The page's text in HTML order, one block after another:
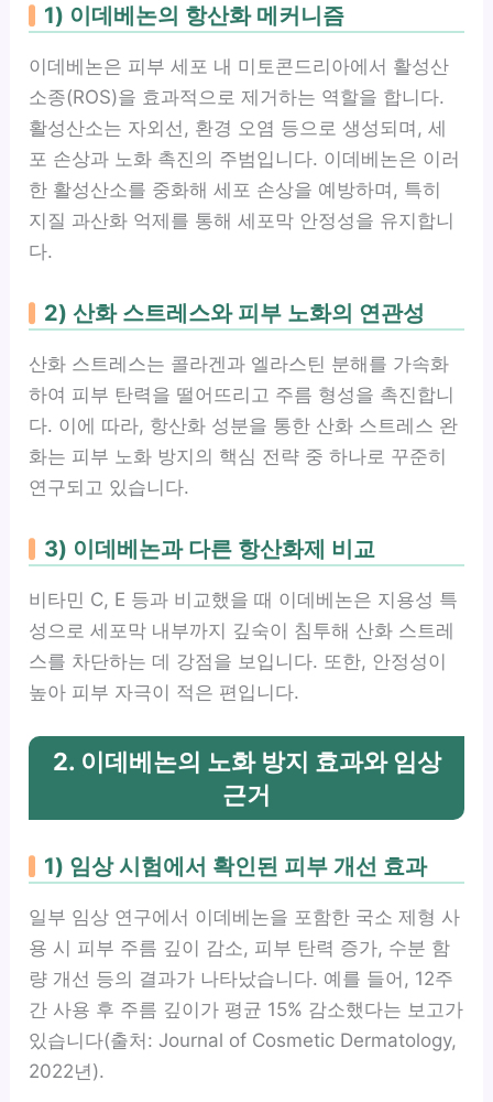
1) 이데베논의 항산화 메커니즘
이데베논은 피부 세포 내 미토콘드리아에서 활성산
소종(ROS)을 효과적으로 제거하는 역할을 합니다.
활성산소는 자외선, 환경 오염 등으로 생성되며, 세
포 손상과 노화 촉진의 주범입니다. 이데베논은 이러
한 활성산소를 중화해 세포 손상을 예방하며, 특히
지질 과산화 억제를 통해 세포막 안정성을 유지합니
다.
2) 산화 스트레스와 피부 노화의 연관성
산화 스트레스는 콜라겐과 엘라스틴 분해를 가속화
하여 피부 탄력을 떨어뜨리고 주름 형성을 촉진합니
다. 이에 따라, 항산화 성분을 통한 산화 스트레스 완
화는 피부 노화 방지의 핵심 전략 중 하나로 꾸준히
연구되고 있습니다.
3) 이데베논과 다른 항산화제 비교
비타민 C, E 등과 비교했을 때 이데베논은 지용성 특
성으로 세포막 내부까지 깊숙이 침투해 산화 스트레
스를 차단하는 데 강점을 보입니다. 또한, 안정성이
높아 피부 자극이 적은 편입니다.
2. 이데베논의 노화 방지 효과와 임상
근거
1) 임상 시험에서 확인된 피부 개선 효과
일부 임상 연구에서 이데베논을 포함한 국소 제형 사
용 시 피부 주름 깊이 감소, 피부 탄력 증가, 수분 함
량 개선 등의 결과가 나타났습니다. 예를 들어, 12주
간 사용 후 주름 깊이가 평균 15% 감소했다는 보고가
있습니다(출처: Journal of Cosmetic Dermatology,
2022년).